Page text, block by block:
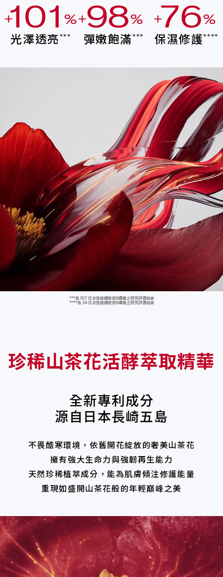
+1
0
9
7
6
5
4
3
2
0
9
8
6
5
4
3
2
1
1
0
9
7
6
5
4
3
2
%
光澤透亮 ***
+9
8
7
4
3
2
1
0
8
7
6
4
3
2
1
0
9
%
彈嫩飽滿***
+7
6
5
4
3
2
1
0
9
8
6
5
4
3
2
1
0
9
8
7
%
保濕修護****
***為 107 位女性連續使用8週後之研究評價結果
****為 34 位女性連續使用8週後之研究評價結果
珍稀山茶花活酵萃取精華
全新專利成分
源自日本長崎五島
不畏酷寒環境，依舊開花綻放的奢美山茶花
擁有強大生命力與強韌再生能力
天然珍稀植萃成分，能為肌膚傾注修護能量
重現如盛開山茶花般的年輕巔峰之美